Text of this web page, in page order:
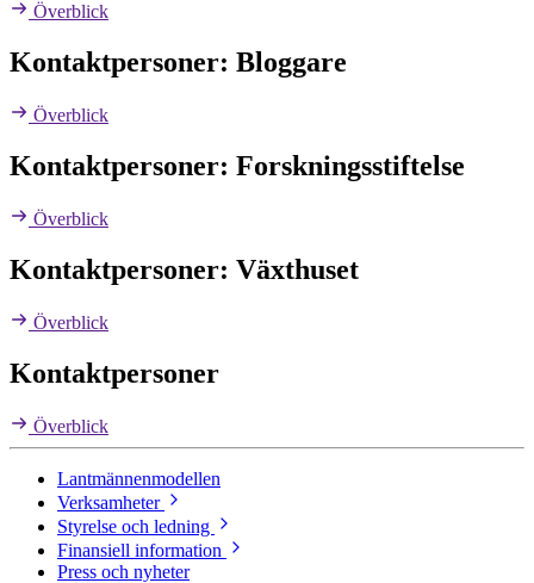
Överblick
Kontaktpersoner: Bloggare
Överblick
Kontaktpersoner: Forskningsstiftelse
Överblick
Kontaktpersoner: Växthuset
Överblick
Kontaktpersoner
Överblick
Lantmännenmodellen
Verksamheter
Styrelse och ledning
Finansiell information
Press och nyheter